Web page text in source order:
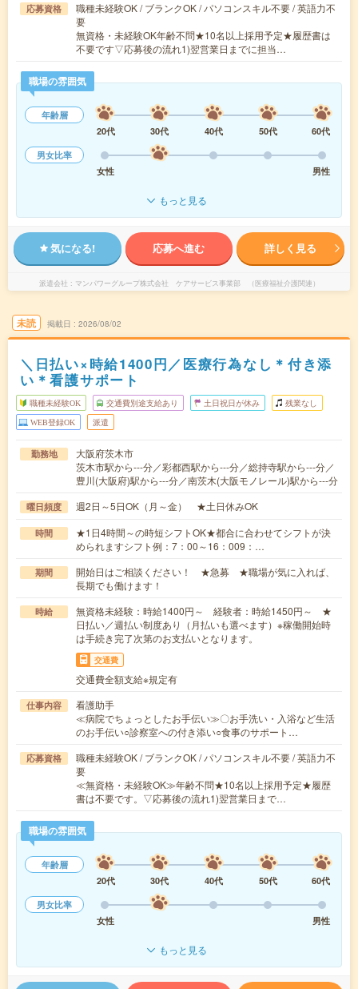
応募資格
職種未経験OK / ブランクOK / パソコンスキル不要 / 英語力不
要
無資格・未経験OK年齢不問★10名以上採用予定★履歴書は
不要です▽応募後の流れ1)翌営業日までに担当…
職場の雰囲気
年齢層
20代
30代 40代 50代
60代
男女比率
女性
男性
もっと見る
気になる! 応募へ進む 詳しく見る
派遣会社 マンパワーグループ株式会社 ケアサービス事業部 （医療福祉介護関連）
未読 掲載日 2026/08/02
＼日払い×時給1400円／医療行為なし＊付き添
い＊看護サポート
職種未経験OK 交通費別途支給あり 土日祝日が休み 残業なし
WEB登録OK 派遣
勤務地
大阪府茨木市
茨木市駅から---分／彩都西駅から---分／総持寺駅から---分／
豊川(大阪府)駅から---分／南茨木(大阪モノレール)駅から---分
曜日頻度 週2日～5日OK（月～金） ★土日休みOK
時間
★1日4時間～の時短シフトOK★都合に合わせてシフトが決
められますシフト例：7：00～16：009：…
期間
開始日はご相談ください！ ★急募 ★職場が気に入れば、
長期でも働けます！
時給
無資格未経験：時給1400円～ 経験者：時給1450円～ ★
日払い／週払い制度あり（月払いも選べます）※稼働開始時
は手続き完了次第のお支払いとなります。
交通費
交通費全額支給※規定有
仕事内容
看護助手
≪病院でちょっとしたお手伝い≫〇お手洗い・入浴など生活
のお手伝い○診察室への付き添い○食事のサポート…
応募資格
職種未経験OK / ブランクOK / パソコンスキル不要 / 英語力不
要
≪無資格・未経験OK≫年齢不問★10名以上採用予定★履歴
書は不要です。▽応募後の流れ1)翌営業日まで…
職場の雰囲気
年齢層
20代
30代 40代 50代
60代
男女比率
女性
男性
もっと見る